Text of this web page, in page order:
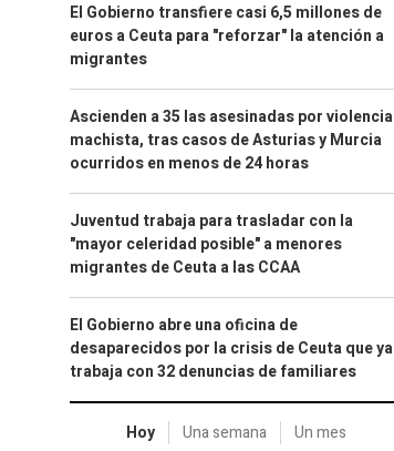
El Gobierno transfiere casi 6,5 millones de
euros a Ceuta para "reforzar" la atención a
migrantes
Ascienden a 35 las asesinadas por violencia
machista, tras casos de Asturias y Murcia
ocurridos en menos de 24 horas
Juventud trabaja para trasladar con la
"mayor celeridad posible" a menores
migrantes de Ceuta a las CCAA
El Gobierno abre una oficina de
desaparecidos por la crisis de Ceuta que ya
trabaja con 32 denuncias de familiares
Hoy Una semana Un mes